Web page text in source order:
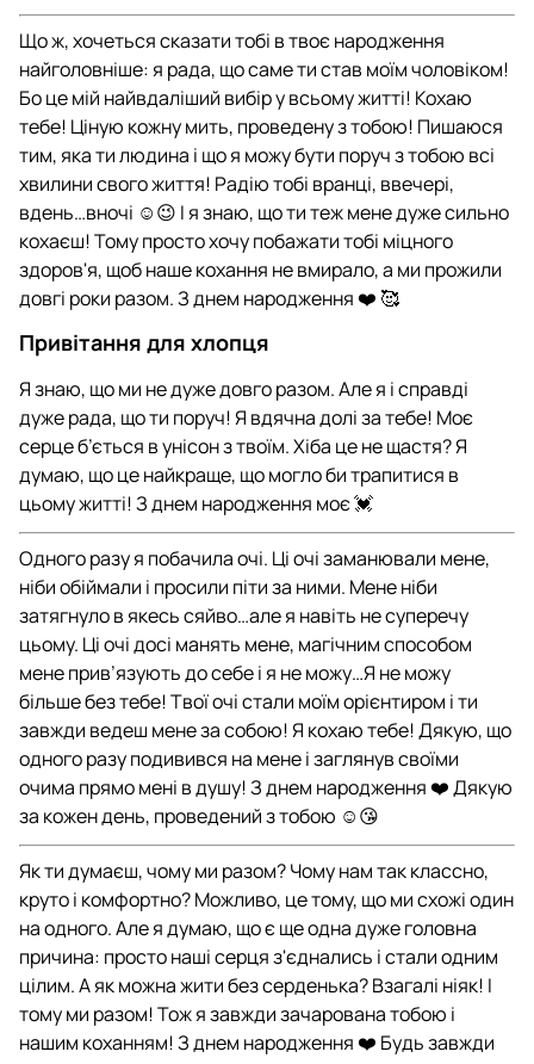
Що ж, хочеться сказати тобі в твоє народження
найголовніше: я рада, що саме ти став моїм чоловіком!
Бо це мій найвдаліший вибір у всьому житті! Кохаю
тебе! Ціную кожну мить, проведену з тобою! Пишаюся
тим, яка ти людина і що я можу бути поруч з тобою всі
хвилини свого життя! Радію тобі вранці, ввечері,
вдень…вночі ☺️😉 І я знаю, що ти теж мене дуже сильно
кохаєш! Тому просто хочу побажати тобі міцного
здоров'я, щоб наше кохання не вмирало, а ми прожили
довгі роки разом. З днем народження ❤️ 🥰
Привітання для хлопця
Я знаю, що ми не дуже довго разом. Але я і справді
дуже рада, що ти поруч! Я вдячна долі за тебе! Моє
серце б’ється в унісон з твоїм. Хіба це не щастя? Я
думаю, що це найкраще, що могло би трапитися в
цьому житті! З днем народження моє 💓
Одного разу я побачила очі. Ці очі заманювали мене,
ніби обіймали і просили піти за ними. Мене ніби
затягнуло в якесь сяйво…але я навіть не суперечу
цьому. Ці очі досі манять мене, магічним способом
мене прив’язують до себе і я не можу…Я не можу
більше без тебе! Твої очі стали моїм орієнтиром і ти
завжди ведеш мене за собою! Я кохаю тебе! Дякую, що
одного разу подивився на мене і заглянув своїми
очима прямо мені в душу! З днем народження ❤️ Дякую
за кожен день, проведений з тобою ☺️😘
Як ти думаєш, чому ми разом? Чому нам так классно,
круто і комфортно? Можливо, це тому, що ми схожі один
на одного. Але я думаю, що є ще одна дуже головна
причина: просто наші серця з'єднались і стали одним
цілим. А як можна жити без серденька? Взагалі ніяк! І
тому ми разом! Тож я завжди зачарована тобою і
нашим коханням! З днем народження ❤️ Будь завжди